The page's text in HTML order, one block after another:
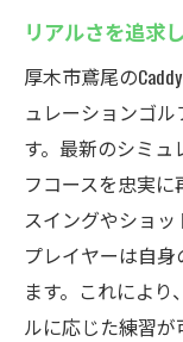
リアルさを追求
厚木市鳶尾の
ュレーションゴ
す。最新のシミ
フコースを忠実
スイングやショッ
プレイヤーは自
ます。これによ
ルに応じた練習